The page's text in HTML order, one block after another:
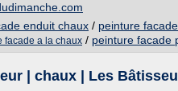
enduit chaux / peinture
facade a la chaux / peinture facade
| chaux | Les